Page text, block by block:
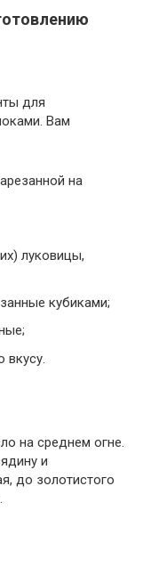
для
Вам
на
луковицы,
кубиками;
вкусу.
на среднем огне.
и
до золотистого